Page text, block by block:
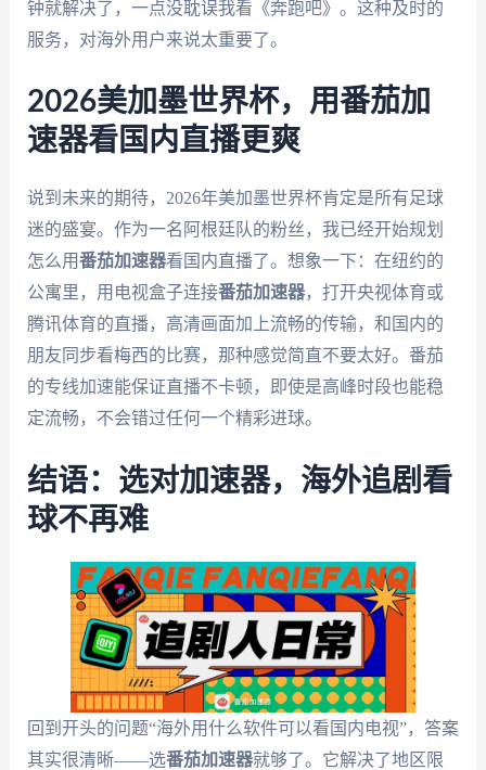
钟就解决了，一点没耽误我看《奔跑吧》。这种及时的
服务，对海外用户来说太重要了。
2026美加墨世界杯，用番茄加
速器看国内直播更爽
说到未来的期待，2026年美加墨世界杯肯定是所有足球
迷的盛宴。作为一名阿根廷队的粉丝，我已经开始规划
怎么用番茄加速器看国内直播了。想象一下：在纽约的
公寓里，用电视盒子连接番茄加速器，打开央视体育或
腾讯体育的直播，高清画面加上流畅的传输，和国内的
朋友同步看梅西的比赛，那种感觉简直不要太好。番茄
的专线加速能保证直播不卡顿，即使是高峰时段也能稳
定流畅，不会错过任何一个精彩进球。
结语：选对加速器，海外追剧看
球不再难
回到开头的问题“海外用什么软件可以看国内电视”，答案
其实很清晰——选番茄加速器就够了。它解决了地区限